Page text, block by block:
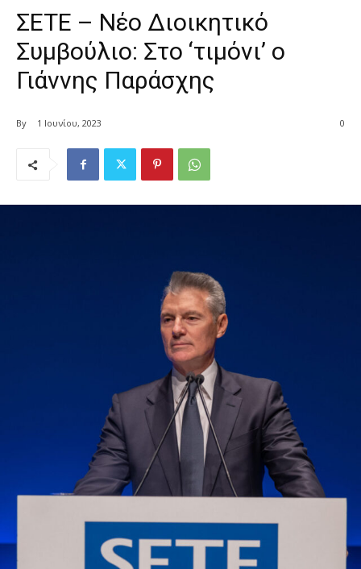
ΣΕΤΕ – Νέο Διοικητικό
Συμβούλιο: Στο ‘τιμόνι’ ο
Γιάννης Παράσχης
By 1 Ιουνίου, 2023 0